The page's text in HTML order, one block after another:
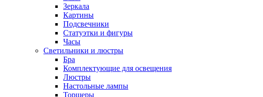
Зеркала
Картины
Подсвечники
Статуэтки и фигуры
Часы
Светильники и люстры
Бра
Комплектующие для освещения
Люстры
Настольные лампы
Торшеры